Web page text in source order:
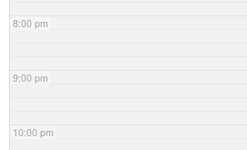
8:00 pm
9:00 pm
10:00 pm